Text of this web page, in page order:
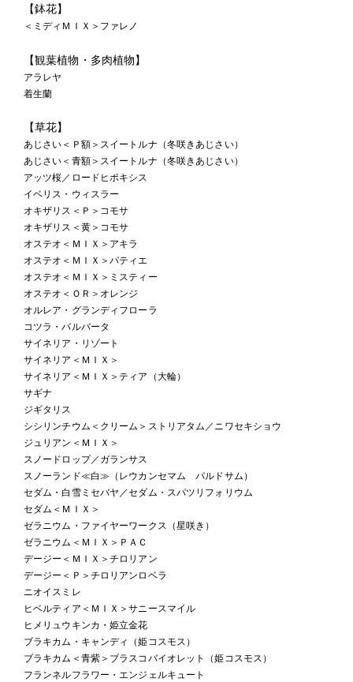
【鉢花】
＜ミディＭＩＸ＞ファレノ
【観葉植物・多肉植物】
アラレヤ
着生蘭
【草花】
あじさい＜Ｐ額＞スイートルナ（冬咲きあじさい）
あじさい＜青額＞スイートルナ（冬咲きあじさい）
アッツ桜／ロードヒポキシス
イベリス・ウィスラー
オキザリス＜Ｐ＞コモサ
オキザリス＜黄＞コモサ
オステオ＜ＭＩＸ＞アキラ
オステオ＜ＭＩＸ＞パティエ
オステオ＜ＭＩＸ＞ミスティー
オステオ＜ＯＲ＞オレンジ
オルレア・グランディフローラ
コツラ・バルバータ
サイネリア・リゾート
サイネリア＜ＭＩＸ＞
サイネリア＜ＭＩＸ＞ティア（大輪）
サギナ
ジギタリス
シシリンチウム＜クリーム＞ストリアタム／ニワセキショウ
ジュリアン＜ＭＩＸ＞
スノードロップ／ガランサス
スノーランド≪白≫（レウカンセマム パルドサム）
セダム・白雪ミセバヤ／セダム・スパツリフォリウム
セダム＜ＭＩＸ＞
ゼラニウム・ファイヤーワークス（星咲き）
ゼラニウム＜ＭＩＸ＞ＰＡＣ
デージー＜ＭＩＸ＞チロリアン
デージー＜Ｐ＞チロリアンロベラ
ニオイスミレ
ヒベルティア＜ＭＩＸ＞サニースマイル
ヒメリュウキンカ・姫立金花
ブラキカム・キャンディ（姫コスモス）
ブラキカム＜青紫＞ブラスコバイオレット（姫コスモス）
フランネルフラワー・エンジェルキュート